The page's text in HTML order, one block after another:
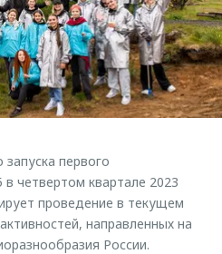
первого
четвертом квартале 2023
проведение в текущем
направленных на
России.